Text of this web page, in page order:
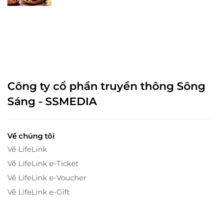
Công ty cổ phần truyền thông Sông
Sáng - SSMEDIA
Về chúng tôi
Về LifeLink
Về LifeLink e-Ticket
Về LifeLink e-Voucher
Về LifeLink e-Gift